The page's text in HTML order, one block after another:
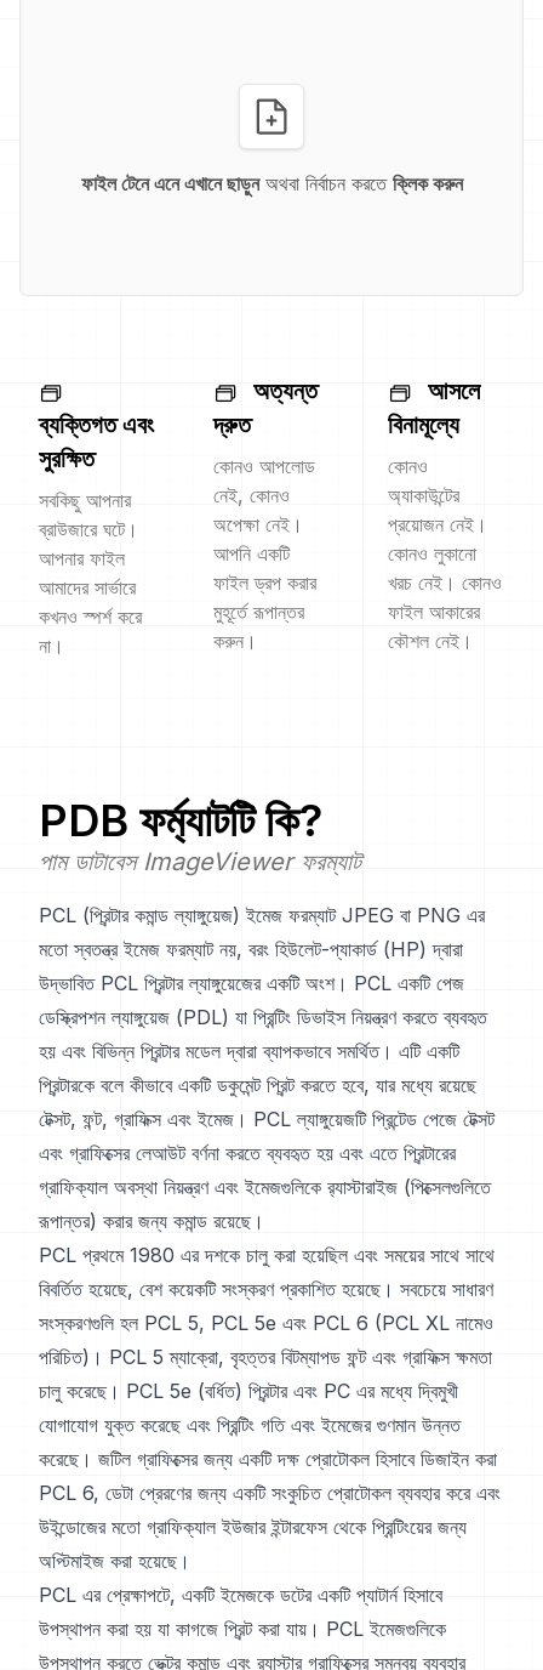
ফাইল টেনে এনে এখানে ছাড়ুনঅথবা নির্বাচন করতে ক্লিক করুন
ব্যক্তিগত এবং
সুরক্ষিত
সবকিছু আপনার
ব্রাউজারে ঘটে।
আপনার ফাইল
আমাদের সার্ভারে
কখনও স্পর্শ করে
না।
অত্যন্ত
দ্রুত
কোনও আপলোড
নেই, কোনও
অপেক্ষা নেই।
আপনি একটি
ফাইল ড্রপ করার
মুহূর্তে রূপান্তর
করুন।
আসলে
বিনামূল্যে
কোনও
অ্যাকাউন্টের
প্রয়োজন নেই।
কোনও লুকানো
খরচ নেই। কোনও
ফাইল আকারের
কৌশল নেই।
PDB ফর্ম্যাটটি কি?
পাম ডাটাবেস ImageViewer ফরম্যাট
PCL (প্রিন্টার কমান্ড ল্যাঙ্গুয়েজ) ইমেজ ফরম্যাট JPEG বা PNG এর
মতো স্বতন্ত্র ইমেজ ফরম্যাট নয়, বরং হিউলেট-প্যাকার্ড (HP) দ্বারা
উদ্ভাবিত PCL প্রিন্টার ল্যাঙ্গুয়েজের একটি অংশ। PCL একটি পেজ
ডেস্ক্রিপশন ল্যাঙ্গুয়েজ (PDL) যা প্রিন্টিং ডিভাইস নিয়ন্ত্রণ করতে ব্যবহৃত
হয় এবং বিভিন্ন প্রিন্টার মডেল দ্বারা ব্যাপকভাবে সমর্থিত। এটি একটি
প্রিন্টারকে বলে কীভাবে একটি ডকুমেন্ট প্রিন্ট করতে হবে, যার মধ্যে রয়েছে
টেক্সট, ফন্ট, গ্রাফিক্স এবং ইমেজ। PCL ল্যাঙ্গুয়েজটি প্রিন্টেড পেজে টেক্সট
এবং গ্রাফিক্সের লেআউট বর্ণনা করতে ব্যবহৃত হয় এবং এতে প্রিন্টারের
গ্রাফিক্যাল অবস্থা নিয়ন্ত্রণ এবং ইমেজগুলিকে র‍্যাস্টারাইজ (পিক্সেলগুলিতে
রূপান্তর) করার জন্য কমান্ড রয়েছে।
PCL প্রথমে 1980 এর দশকে চালু করা হয়েছিল এবং সময়ের সাথে সাথে
বিবর্তিত হয়েছে, বেশ কয়েকটি সংস্করণ প্রকাশিত হয়েছে। সবচেয়ে সাধারণ
সংস্করণগুলি হল PCL 5, PCL 5e এবং PCL 6 (PCL XL নামেও
পরিচিত)। PCL 5 ম্যাক্রো, বৃহত্তর বিটম্যাপড ফন্ট এবং গ্রাফিক্স ক্ষমতা
চালু করেছে। PCL 5e (বর্ধিত) প্রিন্টার এবং PC এর মধ্যে দ্বিমুখী
যোগাযোগ যুক্ত করেছে এবং প্রিন্টিং গতি এবং ইমেজের গুণমান উন্নত
করেছে। জটিল গ্রাফিক্সের জন্য একটি দক্ষ প্রোটোকল হিসাবে ডিজাইন করা
PCL 6, ডেটা প্রেরণের জন্য একটি সংকুচিত প্রোটোকল ব্যবহার করে এবং
উইন্ডোজের মতো গ্রাফিক্যাল ইউজার ইন্টারফেস থেকে প্রিন্টিংয়ের জন্য
অপ্টিমাইজ করা হয়েছে।
PCL এর প্রেক্ষাপটে, একটি ইমেজকে ডটের একটি প্যাটার্ন হিসাবে
উপস্থাপন করা হয় যা কাগজে প্রিন্ট করা যায়। PCL ইমেজগুলিকে
উপস্থাপন করতে ভেক্টর কমান্ড এবং র‍্যাস্টার গ্রাফিক্সের সমন্বয় ব্যবহার